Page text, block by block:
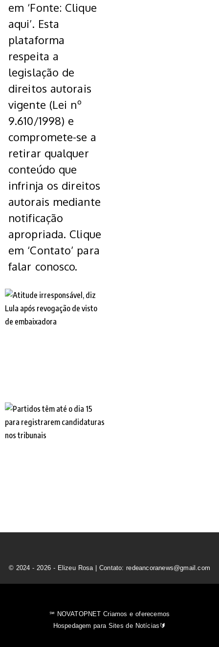
em ‘Fonte: Clique
aqui’. Esta
plataforma
respeita a
legislação de
direitos autorais
vigente (Lei nº
9.610/1998) e
compromete-se a
retirar qualquer
conteúdo que
infrinja os direitos
autorais mediante
notificação
apropriada. Clique
em ‘Contato’ para
falar conosco.
© 2024 - 2026 - Elizeu Rosa | Contato: redeancoranews@gmail.com
℠ NOVATOPNET Criamos e oferecemos
Hospedagem para Sites de Notícias🔰